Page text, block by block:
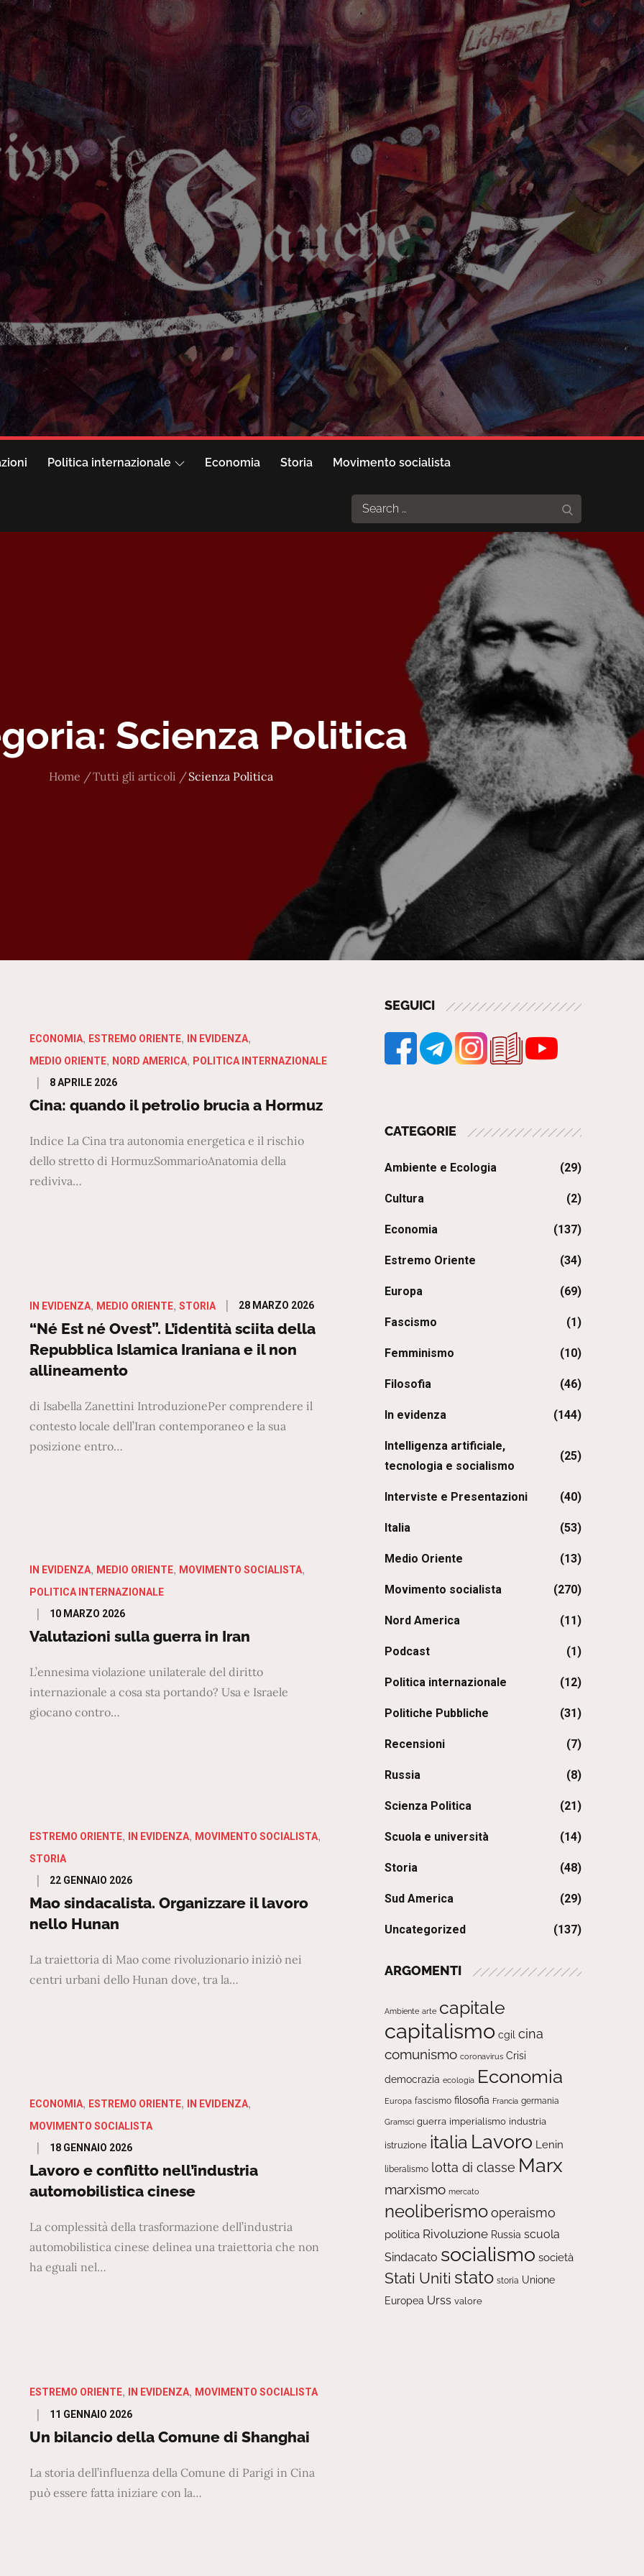
Politica internazionale Economia Storia Movimento socialista
Search
for:
Scienza Politica
Home Tutti gli articoli Scienza Politica
ECONOMIA ESTREMO ORIENTE
IN EVIDENZA
MEDIO ORIENTE
NORD AMERICA POLITICA INTERNAZIONALE
Posted
on
8 APRILE 2026
Cina: quando il petrolio brucia a Hormuz
Indice La Cina tra autonomia energetica e il rischio
dello stretto di HormuzSommarioAnatomia della
rediviva…
IN EVIDENZA MEDIO ORIENTE STORIA
Posted
on
28 MARZO 2026
“Né Est né Ovest”. L’identità sciita della
Repubblica Islamica Iraniana e il non
allineamento
di Isabella Zanettini IntroduzionePer comprendere il
contesto locale dell’Iran contemporaneo e la sua
posizione entro…
IN EVIDENZA MEDIO ORIENTE
MOVIMENTO SOCIALISTA
POLITICA INTERNAZIONALE
Posted
on
10 MARZO 2026
Valutazioni sulla guerra in Iran
L’ennesima violazione unilaterale del diritto
internazionale a cosa sta portando? Usa e Israele
giocano contro…
ESTREMO ORIENTE IN EVIDENZA
MOVIMENTO SOCIALISTA
STORIA
Posted
on
22 GENNAIO 2026
Mao sindacalista. Organizzare il lavoro
nello Hunan
La traiettoria di Mao come rivoluzionario iniziò nei
centri urbani dello Hunan dove, tra la…
ECONOMIA ESTREMO ORIENTE
IN EVIDENZA
MOVIMENTO SOCIALISTA
Posted
on
18 GENNAIO 2026
Lavoro e conflitto nell’industria
automobilistica cinese
La complessità della trasformazione dell’industria
automobilistica cinese delinea una traiettoria che non
ha eguali nel…
ESTREMO ORIENTE IN EVIDENZA MOVIMENTO SOCIALISTA
Posted
on
11 GENNAIO 2026
Un bilancio della Comune di Shanghai
La storia dell’influenza della Comune di Parigi in Cina
può essere fatta iniziare con la…
SEGUICI
CATEGORIE
Ambiente e Ecologia (29)
Cultura (2)
Economia (137)
Estremo Oriente (34)
Europa (69)
Fascismo (1)
Femminismo (10)
Filosofia (46)
In evidenza (144)
Intelligenza artificiale,
tecnologia e socialismo
(25)
Interviste e Presentazioni (40)
Italia (53)
Medio Oriente (13)
Movimento socialista (270)
Nord America (11)
Podcast (1)
Politica internazionale (12)
Politiche Pubbliche (31)
Recensioni (7)
Russia (8)
Scienza Politica (21)
Scuola e università (14)
Storia (48)
Sud America (29)
Uncategorized (137)
ARGOMENTI
Ambiente arte capitale
capitalismo cgil cina
comunismo coronavirus Crisi
democrazia ecologia Economia
Europa fascismo filosofia Francia germania
Gramsci guerra imperialismo industria
istruzione italia Lavoro Lenin
liberalismo lotta di classe Marx
marxismo mercato
neoliberismooperaismo
politica Rivoluzione Russia scuola
Sindacato socialismo società
Stati Uniti stato storia Unione
Europea Urss valore